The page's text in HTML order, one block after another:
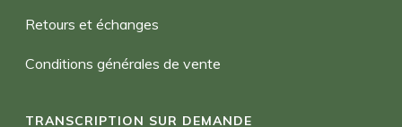
Retours et échanges
Conditions générales de vente
TRANSCRIPTION SUR DEMANDE